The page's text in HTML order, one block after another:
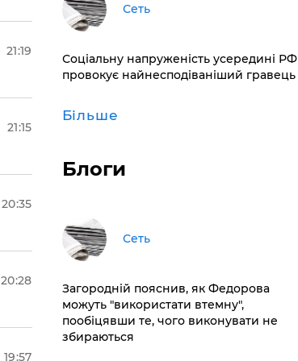
21:19
21:15
20:35
20:28
19:57
Сеть
Соціальну напруженість усередині РФ
провокує найнесподіваніший гравець
Більше
Блоги
Сеть
Загородній пояснив, як Федорова
можуть "використати втемну",
пообіцявши те, чого виконувати не
збираються